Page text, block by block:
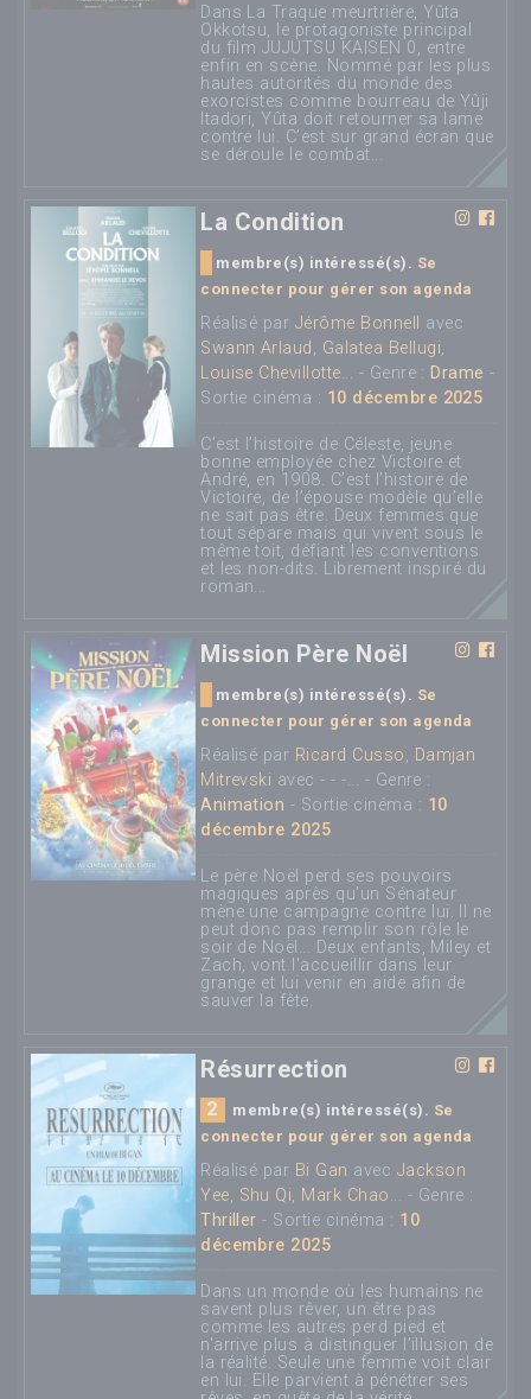
Dans La Traque meurtrière, Yûta
Okkotsu, le protagoniste principal
du film JUJUTSU KAISEN 0, entre
enfin en scène. Nommé par les plus
hautes autorités du monde des
exorcistes comme bourreau de Yûji
Itadori, Yûta doit retourner sa lame
contre lui. C’est sur grand écran que
se déroule le combat...
La Condition
membre(s) intéressé(s). Se
connecter pour gérer son agenda
Réalisé par Jérôme Bonnell
avec
Swann Arlaud , Galatea Bellugi,
Louise Chevillotte... - Genre : Drame -
Sortie cinéma : 10 décembre 2025
C’est l’histoire de Céleste, jeune
bonne employée chez Victoire et
André, en 1908. C’est l’histoire de
Victoire, de l’épouse modèle qu’elle
ne sait pas être. Deux femmes que
tout sépare mais qui vivent sous le
même toit, défiant les conventions
et les non-dits. Librement inspiré du
roman...
Mission Père Noël
membre(s) intéressé(s). Se
connecter pour gérer son agenda
Réalisé par Ricard Cusso, Damjan
Mitrevski avec - - -... - Genre :
Animation - Sortie cinéma : 10
décembre 2025
Le père Noël perd ses pouvoirs
magiques après qu'un Sénateur
mène une campagne contre lui. Il ne
peut donc pas remplir son rôle le
soir de Noël... Deux enfants, Miley et
Zach, vont l'accueillir dans leur
grange et lui venir en aide afin de
sauver la fête.
Résurrection
2 membre(s) intéressé(s). Se
connecter pour gérer son agenda
Réalisé par Bi Gan avec Jackson
Yee, Shu Qi, Mark Chao... - Genre :
Thriller - Sortie cinéma : 10
décembre 2025
Dans un monde où les humains ne
savent plus rêver, un être pas
comme les autres perd pied et
n'arrive plus à distinguer l’illusion de
la réalité. Seule une femme voit clair
en lui. Elle parvient à pénétrer ses